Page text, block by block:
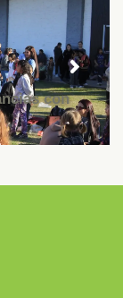
con